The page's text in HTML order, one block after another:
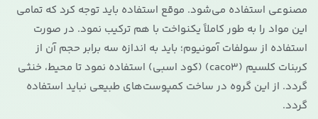
مصنوعی استفاده می‌شود. موقع استفاده باید توجه کرد که تمامی
این مواد را به طور کاملاً یکنواخت با هم ترکیب نمود. در صورت
استفاده از سولفات آمونیوم؛ باید به اندازه سه برابر حجم آن از
کربنات کلسیم (caco3) (کود اسبی) استفاده نمود تا محیط، خنثی
گردد. از این گروه در ساخت کمپوست‌های طبیعی نباید استفاده
گردد.